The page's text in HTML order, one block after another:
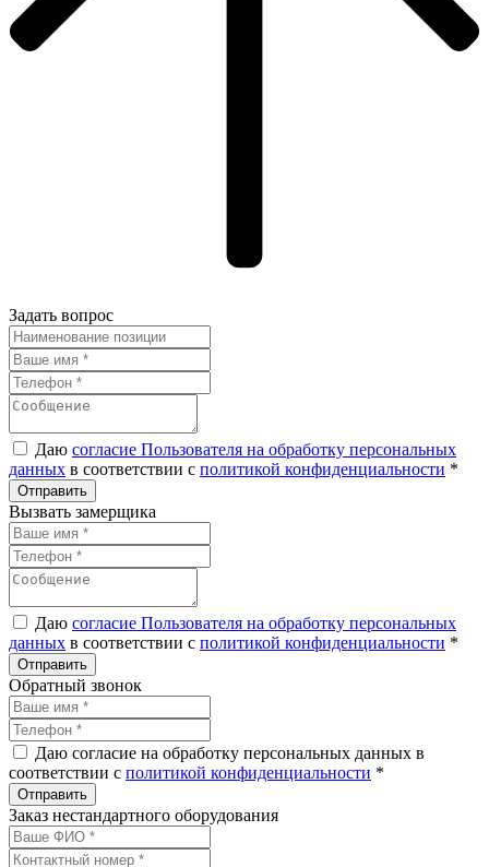
Задать вопрос
Даю согласие Пользователя на обработку персональных
данных в соответствии с политикой конфиденциальности *
Вызвать замерщика
Даю согласие Пользователя на обработку персональных
данных в соответствии с политикой конфиденциальности *
Обратный звонок
Даю согласие на обработку персональных данных в
соответствии с политикой конфиденциальности *
Заказ нестандартного оборудования